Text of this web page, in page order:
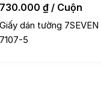
730.000 ₫ / Cuộn
Giấy dán tường 7SEVEN
7107-5